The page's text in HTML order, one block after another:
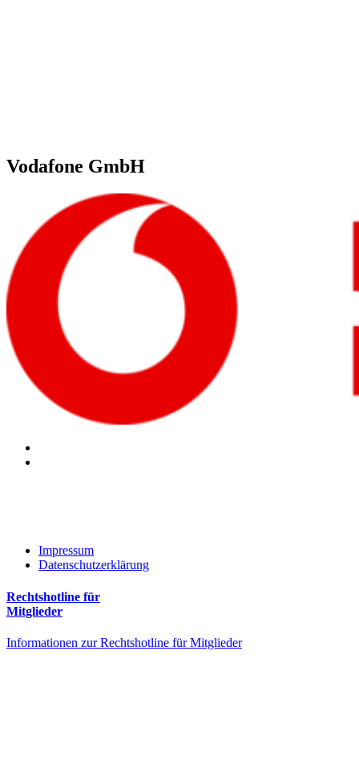
Vodafone GmbH
Impressum
Datenschutzerklärung
Rechtshotline für
Mitglieder
Informationen zur Rechtshotline für Mitglieder